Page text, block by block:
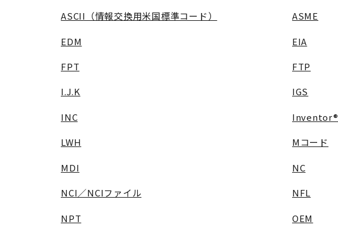
ASCII（情報交換用米国標準コード） ASME
EDM EIA
FPT FTP
I.J.K IGS
INC Inventor®
LWH Mコード
MDI NC
NCI／NCIファイル NFL
NPT OEM